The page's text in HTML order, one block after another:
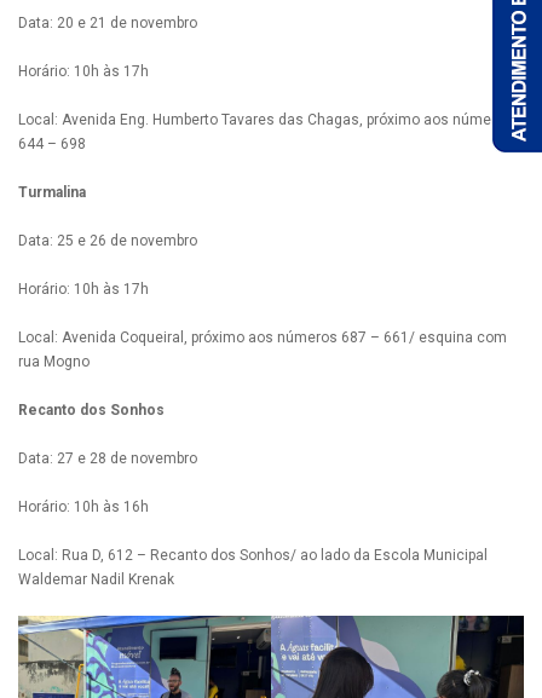
Data: 20 e 21 de novembro
Horário: 10h às 17h
Local: Avenida Eng. Humberto Tavares das Chagas, próximo aos números
644 – 698
Turmalina
Data: 25 e 26 de novembro
Horário: 10h às 17h
Local: Avenida Coqueiral, próximo aos números 687 – 661/ esquina com
rua Mogno
Recanto dos Sonhos
Data: 27 e 28 de novembro
Horário: 10h às 16h
Local: Rua D, 612 – Recanto dos Sonhos/ ao lado da Escola Municipal
Waldemar Nadil Krenak